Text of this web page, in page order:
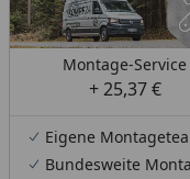
Montage-Service
+ 25,37 €
Eigene
Bundesweite